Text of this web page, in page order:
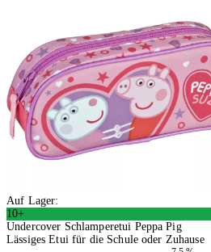
Auf Lager:
10+
Undercover Schlamperetui Peppa Pig
Lässiges Etui für die Schule oder Zuhause